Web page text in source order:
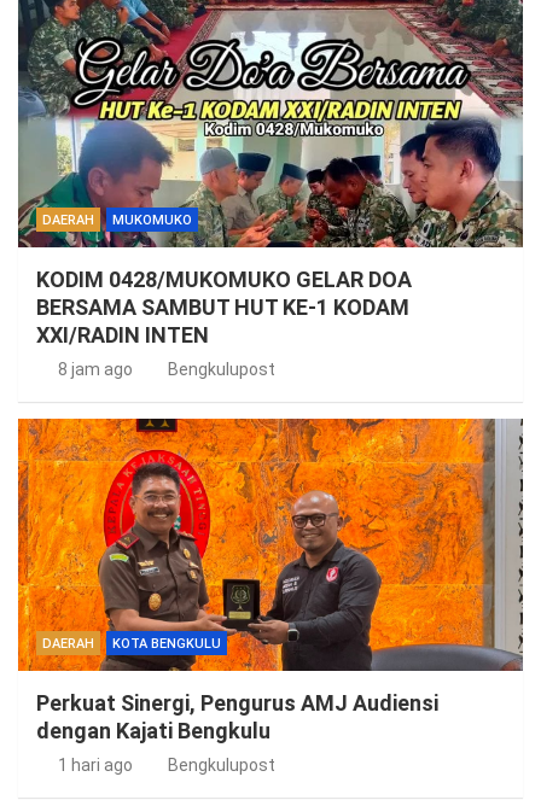
DAERAH MUKOMUKO
KODIM 0428/MUKOMUKO GELAR DOA
BERSAMA SAMBUT HUT KE-1 KODAM
XXI/RADIN INTEN
8 jam ago Bengkulupost
DAERAH KOTA BENGKULU
Perkuat Sinergi, Pengurus AMJ Audiensi
dengan Kajati Bengkulu
1 hari ago Bengkulupost